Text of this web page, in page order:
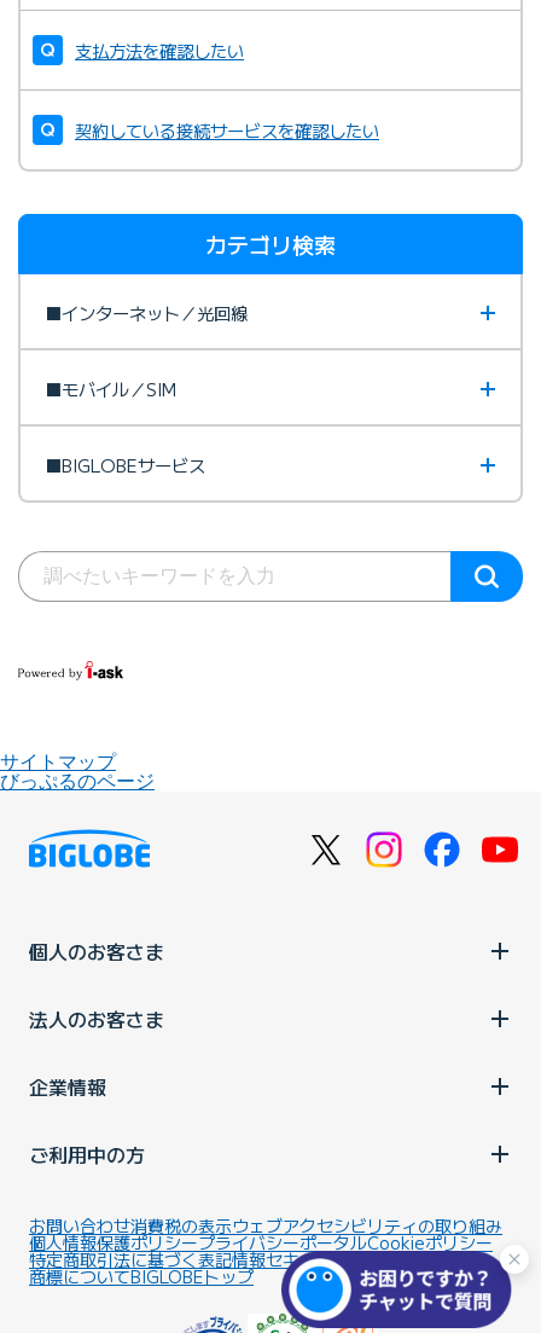
支払方法を確認したい
契約している接続サービスを確認したい
カテゴリ検索
■インターネット／光回線
■モバイル／SIM
■BIGLOBEサービス
サイトマップ
びっぷるのページ
個人のお客さま
法人のお客さま
企業情報
ご利用中の方
お問い合わせ消費税の表示ウェブアクセシビリティの取り組み
個人情報保護ポリシープライバシーポータルCookieポリシー
特定商取引法に基づく表記情報セキュリティ基本方針
商標についてBIGLOBEトップ